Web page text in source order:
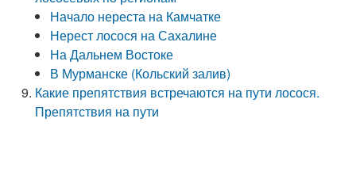
Начало нереста на Камчатке
Нерест лосося на Сахалине
На Дальнем Востоке
В Мурманске (Кольский залив)
Какие препятствия встречаются на пути лосося.
Препятствия на пути